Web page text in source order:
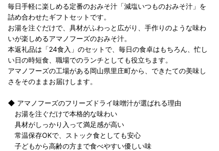
毎日手軽に楽しめる定番のおみそ汁「減塩いつものおみそ汁」を
詰め合わせたギフトセットです。
お湯を注ぐだけで、具材がふわっと広がり、手作りのような味わ
いが楽しめるアマノフーズのおみそ汁。
本返礼品は「24食入」のセットで、毎日の食卓はもちろん、忙し
い日の時短食、職場でのランチとしても役立ちます。
アマノフーズの工場がある岡山県里庄町から、できたての美味し
さをそのままお届けします。
◆ アマノフーズのフリーズドライ味噌汁が選ばれる理由
お湯を注ぐだけで本格的な味わい
具材がしっかり入って満足感が高い
常温保存OKで、ストック食としても安心
子どもから高齢の方まで食べやすい優しい味